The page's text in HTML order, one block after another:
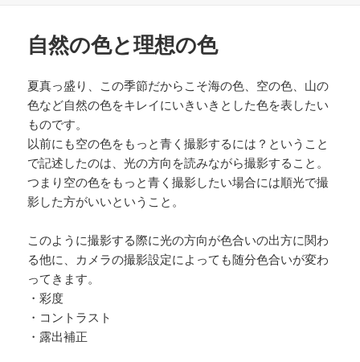
自然の色と理想の色
夏真っ盛り、この季節だからこそ海の色、空の色、山の
色など自然の色をキレイにいきいきとした色を表したい
ものです。
以前にも空の色をもっと青く撮影するには？ということ
で記述したのは、光の方向を読みながら撮影すること。
つまり空の色をもっと青く撮影したい場合には順光で撮
影した方がいいということ。
このように撮影する際に光の方向が色合いの出方に関わ
る他に、カメラの撮影設定によっても随分色合いが変わ
ってきます。
・彩度
・コントラスト
・露出補正